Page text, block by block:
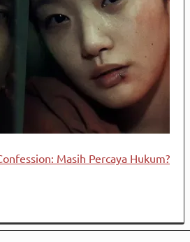
Masih Percaya Hukum?